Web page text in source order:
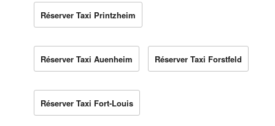
Réserver Taxi Printzheim
Réserver Taxi Auenheim Réserver Taxi Forstfeld
Réserver Taxi Fort-Louis